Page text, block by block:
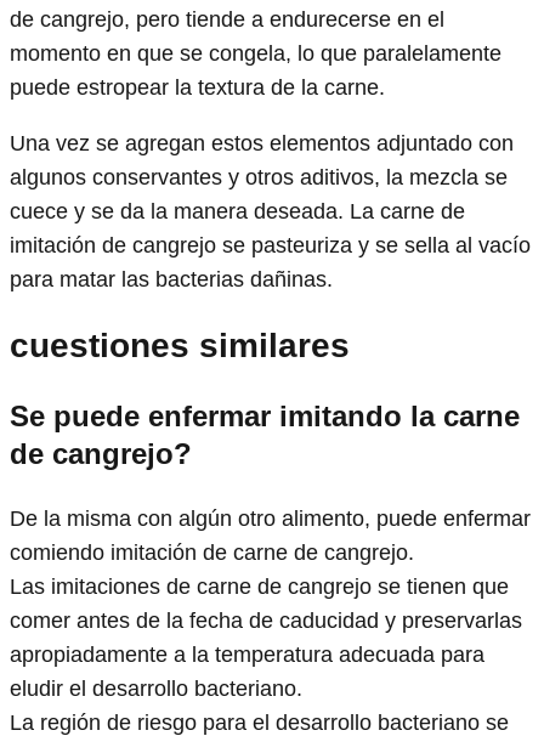
de cangrejo, pero tiende a endurecerse en el
momento en que se congela, lo que paralelamente
puede estropear la textura de la carne.
Una vez se agregan estos elementos adjuntado con
algunos conservantes y otros aditivos, la mezcla se
cuece y se da la manera deseada. La carne de
imitación de cangrejo se pasteuriza y se sella al vacío
para matar las bacterias dañinas.
cuestiones similares
Se puede enfermar imitando la carne
de cangrejo?
De la misma con algún otro alimento, puede enfermar
comiendo imitación de carne de cangrejo.
Las imitaciones de carne de cangrejo se tienen que
comer antes de la fecha de caducidad y preservarlas
apropiadamente a la temperatura adecuada para
eludir el desarrollo bacteriano.
La región de riesgo para el desarrollo bacteriano se